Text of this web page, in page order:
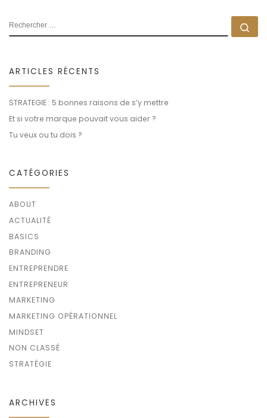
RECHERCHER
ARTICLES RÉCENTS
STRATEGIE : 5 bonnes raisons de s’y mettre
Et si votre marque pouvait vous aider ?
Tu veux ou tu dois ?
CATÉGORIES
ABOUT
ACTUALITÉ
BASICS
BRANDING
ENTREPRENDRE
ENTREPRENEUR
MARKETING
MARKETING OPÉRATIONNEL
MINDSET
NON CLASSÉ
STRATÉGIE
ARCHIVES